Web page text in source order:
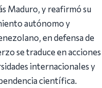
Maduro, y reafirmó su
autónomo y
en defensa de
se traduce en acciones
internacionales y
científica.